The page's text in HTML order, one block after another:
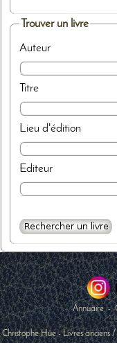
Trouver un livre
Auteur
Titre
Lieu d'édition
Editeur
Annuaire-
Christophe Hüe - Livres anciens /